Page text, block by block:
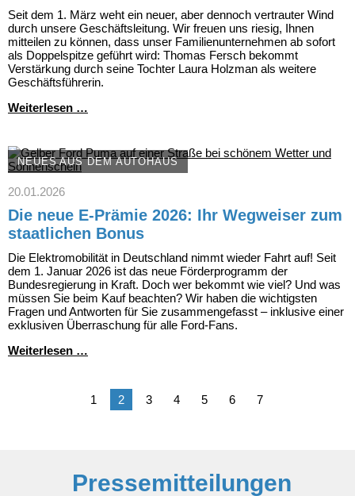
Seit dem 1. März weht ein neuer, aber dennoch vertrauter Wind
durch unsere Geschäftsleitung. Wir freuen uns riesig, Ihnen
mitteilen zu können, dass unser Familienunternehmen ab sofort
als Doppelspitze geführt wird: Thomas Fersch bekommt
Verstärkung durch seine Tochter Laura Holzman als weitere
Geschäftsführerin.
Weiterlesen …
bewährte
Tradition:
Doppelspitze
Fersch
NEUES AUS DEM AUTOHAUS
20.01.2026
Die neue E-Prämie 2026: Ihr Wegweiser zum
staatlichen Bonus
Die Elektromobilität in Deutschland nimmt wieder Fahrt auf! Seit
dem 1. Januar 2026 ist das neue Förderprogramm der
Bundesregierung in Kraft. Doch wer bekommt wie viel? Und was
müssen Sie beim Kauf beachten? Wir haben die wichtigsten
Fragen und Antworten für Sie zusammengefasst – inklusive einer
exklusiven Überraschung für alle Ford-Fans.
Weiterlesen …
Prämie
2026:
1 2 3 4 5 6 7
Pressemitteilungen